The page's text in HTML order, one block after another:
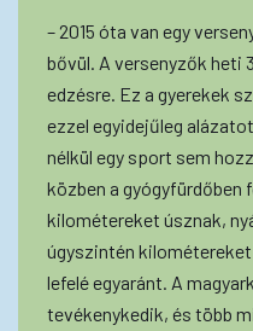
– 2015 óta van egy
bővül. A versenyzők heti
edzésre. Ez a gyerekek
ezzel egyidejűleg
nélkül egy sport sem
közben a gyógyfürdőben
kilométereket úsznak,
úgyszintén
lefelé egyaránt. A
tevékenykedik, és több